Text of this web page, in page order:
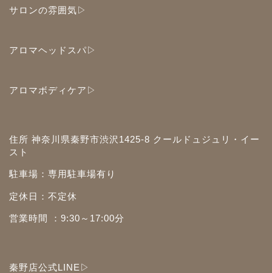
サロンの雰囲気▷
アロマヘッドスパ▷
アロマボディケア▷
住所 神奈川県秦野市渋沢1425-8 クールドュジュリ・イー
スト
駐車場：専用駐車場有り
定休日：不定休
営業時間 ：9:30～17:00分
秦野店公式LINE▷